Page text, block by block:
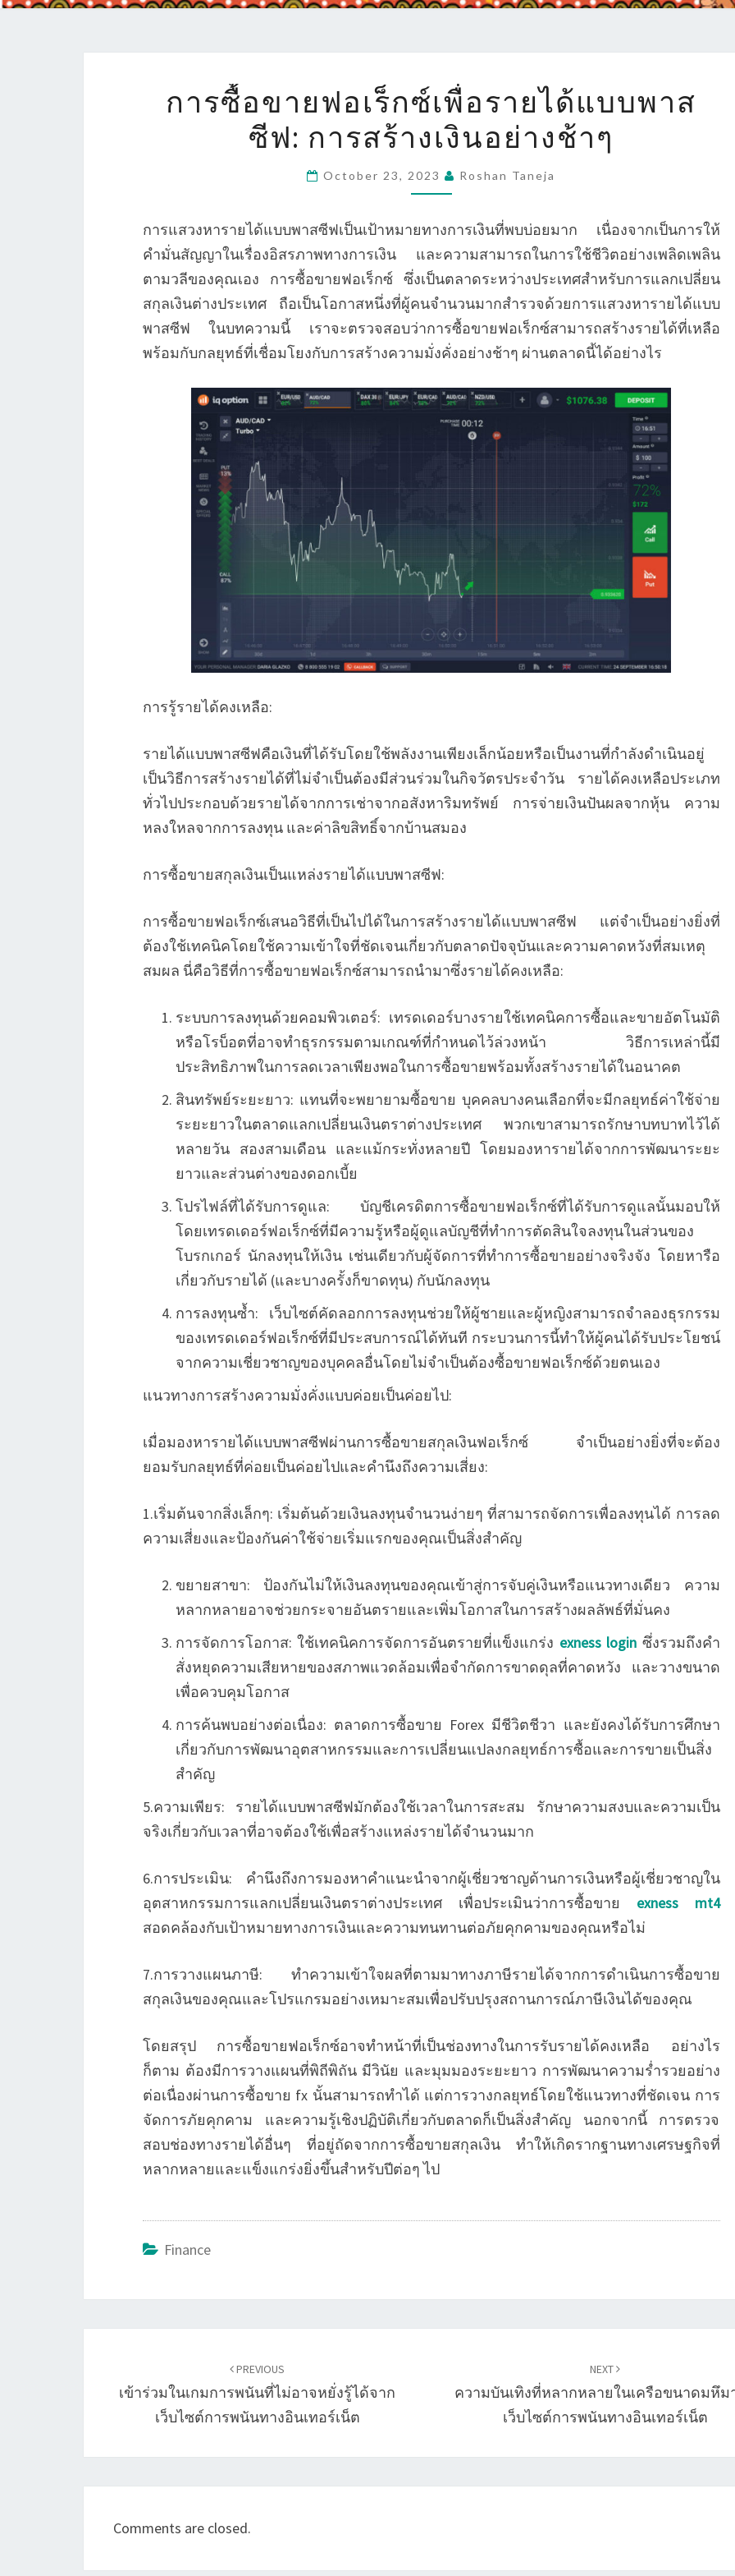
ซื้อ
ขาย
ฟอเร็กซ์
เพื่อ
ได้
แบบ
พาส
ซีฟ:
การ
สร้าง
อย่าง
ช้าๆ
การซื้อขายฟอเร็กซ์เพื่อรายได้แบบพาส
ซีฟ: การสร้างเงินอย่างช้าๆ
October 23, 2023 Roshan Taneja
การแสวงหารายได้แบบพาสซีฟเป็นเป้าหมายทางการเงินที่พบบ่อยมาก เนื่องจากเป็นการให้
คำมั่นสัญญาในเรื่องอิสรภาพทางการเงิน และความสามารถในการใช้ชีวิตอย่างเพลิดเพลิน
ตามวลีของคุณเอง การซื้อขายฟอเร็กซ์ ซึ่งเป็นตลาดระหว่างประเทศสำหรับการแลกเปลี่ยน
สกุลเงินต่างประเทศ ถือเป็นโอกาสหนึ่งที่ผู้คนจำนวนมากสำรวจด้วยการแสวงหารายได้แบบ
พาสซีฟ ในบทความนี้ เราจะตรวจสอบว่าการซื้อขายฟอเร็กซ์สามารถสร้างรายได้ที่เหลือ
พร้อมกับกลยุทธ์ที่เชื่อมโยงกับการสร้างความมั่งคั่งอย่างช้าๆ ผ่านตลาดนี้ได้อย่างไร
การรู้รายได้คงเหลือ:
รายได้แบบพาสซีฟคือเงินที่ได้รับโดยใช้พลังงานเพียงเล็กน้อยหรือเป็นงานที่กำลังดำเนินอยู่
เป็นวิธีการสร้างรายได้ที่ไม่จำเป็นต้องมีส่วนร่วมในกิจวัตรประจำวัน รายได้คงเหลือประเภท
ทั่วไปประกอบด้วยรายได้จากการเช่าจากอสังหาริมทรัพย์ การจ่ายเงินปันผลจากหุ้น ความ
หลงใหลจากการลงทุน และค่าลิขสิทธิ์จากบ้านสมอง
การซื้อขายสกุลเงินเป็นแหล่งรายได้แบบพาสซีฟ:
การซื้อขายฟอเร็กซ์เสนอวิธีที่เป็นไปได้ในการสร้างรายได้แบบพาสซีฟ แต่จำเป็นอย่างยิ่งที่
ต้องใช้เทคนิคโดยใช้ความเข้าใจที่ชัดเจนเกี่ยวกับตลาดปัจจุบันและความคาดหวังที่สมเหตุ
สมผล นี่คือวิธีที่การซื้อขายฟอเร็กซ์สามารถนำมาซึ่งรายได้คงเหลือ:
ระบบการลงทุนด้วยคอมพิวเตอร์: เทรดเดอร์บางรายใช้เทคนิคการซื้อและขายอัตโนมัติ
หรือโรบ็อตที่อาจทำธุรกรรมตามเกณฑ์ที่กำหนดไว้ล่วงหน้า วิธีการเหล่านี้มี
ประสิทธิภาพในการลดเวลาเพียงพอในการซื้อขายพร้อมทั้งสร้างรายได้ในอนาคต
สินทรัพย์ระยะยาว: แทนที่จะพยายามซื้อขาย บุคคลบางคนเลือกที่จะมีกลยุทธ์ค่าใช้จ่าย
ระยะยาวในตลาดแลกเปลี่ยนเงินตราต่างประเทศ พวกเขาสามารถรักษาบทบาทไว้ได้
หลายวัน สองสามเดือน และแม้กระทั่งหลายปี โดยมองหารายได้จากการพัฒนาระยะ
ยาวและส่วนต่างของดอกเบี้ย
โปรไฟล์ที่ได้รับการดูแล: บัญชีเครดิตการซื้อขายฟอเร็กซ์ที่ได้รับการดูแลนั้นมอบให้
โดยเทรดเดอร์ฟอเร็กซ์ที่มีความรู้หรือผู้ดูแลบัญชีที่ทำการตัดสินใจลงทุนในส่วนของ
โบรกเกอร์ นักลงทุนให้เงิน เช่นเดียวกับผู้จัดการที่ทำการซื้อขายอย่างจริงจัง โดยหารือ
เกี่ยวกับรายได้ (และบางครั้งก็ขาดทุน) กับนักลงทุน
การลงทุนซ้ำ: เว็บไซต์คัดลอกการลงทุนช่วยให้ผู้ชายและผู้หญิงสามารถจำลองธุรกรรม
ของเทรดเดอร์ฟอเร็กซ์ที่มีประสบการณ์ได้ทันที กระบวนการนี้ทำให้ผู้คนได้รับประโยชน์
จากความเชี่ยวชาญของบุคคลอื่นโดยไม่จำเป็นต้องซื้อขายฟอเร็กซ์ด้วยตนเอง
แนวทางการสร้างความมั่งคั่งแบบค่อยเป็นค่อยไป:
เมื่อมองหารายได้แบบพาสซีฟผ่านการซื้อขายสกุลเงินฟอเร็กซ์ จำเป็นอย่างยิ่งที่จะต้อง
ยอมรับกลยุทธ์ที่ค่อยเป็นค่อยไปและคำนึงถึงความเสี่ยง:
1.เริ่มต้นจากสิ่งเล็กๆ: เริ่มต้นด้วยเงินลงทุนจำนวนง่ายๆ ที่สามารถจัดการเพื่อลงทุนได้ การลด
ความเสี่ยงและป้องกันค่าใช้จ่ายเริ่มแรกของคุณเป็นสิ่งสำคัญ
ขยายสาขา: ป้องกันไม่ให้เงินลงทุนของคุณเข้าสู่การจับคู่เงินหรือแนวทางเดียว ความ
หลากหลายอาจช่วยกระจายอันตรายและเพิ่มโอกาสในการสร้างผลลัพธ์ที่มั่นคง
การจัดการโอกาส: ใช้เทคนิคการจัดการอันตรายที่แข็งแกร่ง exness login ซึ่งรวมถึงคำ
สั่งหยุดความเสียหายของสภาพแวดล้อมเพื่อจำกัดการขาดดุลที่คาดหวัง และวางขนาด
เพื่อควบคุมโอกาส
การค้นพบอย่างต่อเนื่อง: ตลาดการซื้อขาย Forex มีชีวิตชีวา และยังคงได้รับการศึกษา
เกี่ยวกับการพัฒนาอุตสาหกรรมและการเปลี่ยนแปลงกลยุทธ์การซื้อและการขายเป็นสิ่ง
สำคัญ
5.ความเพียร: รายได้แบบพาสซีฟมักต้องใช้เวลาในการสะสม รักษาความสงบและความเป็น
จริงเกี่ยวกับเวลาที่อาจต้องใช้เพื่อสร้างแหล่งรายได้จำนวนมาก
6.การประเมิน: คำนึงถึงการมองหาคำแนะนำจากผู้เชี่ยวชาญด้านการเงินหรือผู้เชี่ยวชาญใน
อุตสาหกรรมการแลกเปลี่ยนเงินตราต่างประเทศ เพื่อประเมินว่าการซื้อขาย exness mt4
สอดคล้องกับเป้าหมายทางการเงินและความทนทานต่อภัยคุกคามของคุณหรือไม่
7.การวางแผนภาษี: ทำความเข้าใจผลที่ตามมาทางภาษีรายได้จากการดำเนินการซื้อขาย
สกุลเงินของคุณและโปรแกรมอย่างเหมาะสมเพื่อปรับปรุงสถานการณ์ภาษีเงินได้ของคุณ
โดยสรุป การซื้อขายฟอเร็กซ์อาจทำหน้าที่เป็นช่องทางในการรับรายได้คงเหลือ อย่างไร
ก็ตาม ต้องมีการวางแผนที่พิถีพิถัน มีวินัย และมุมมองระยะยาว การพัฒนาความร่ำรวยอย่าง
ต่อเนื่องผ่านการซื้อขาย fx นั้นสามารถทำได้ แต่การวางกลยุทธ์โดยใช้แนวทางที่ชัดเจน การ
จัดการภัยคุกคาม และความรู้เชิงปฏิบัติเกี่ยวกับตลาดก็เป็นสิ่งสำคัญ นอกจากนี้ การตรวจ
สอบช่องทางรายได้อื่นๆ ที่อยู่ถัดจากการซื้อขายสกุลเงิน ทำให้เกิดรากฐานทางเศรษฐกิจที่
หลากหลายและแข็งแกร่งยิ่งขึ้นสำหรับปีต่อๆ ไป
Finance
PREVIOUS
เข้าร่วมในเกมการพนันที่ไม่อาจหยั่งรู้ได้จาก
เว็บไซต์การพนันทางอินเทอร์เน็ต
NEXT
ความบันเทิงที่หลากหลายในเครือขนาดมหึม
เว็บไซต์การพนันทางอินเทอร์เน็ต
Comments are closed.